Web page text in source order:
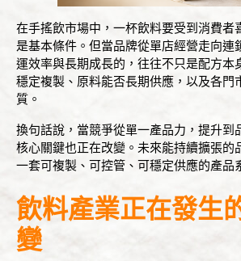
在手搖飲市場中，一杯飲料要受到消費者
是基本條件。但當品牌從單店經營走向連
運效率與長期成長的，往往不只是配方本
穩定複製、原料能否長期供應，以及各門
質。
換句話說，當競爭從單一產品力，提升到
核心關鍵也正在改變。未來能持續擴張的
一套可複製、可控管、可穩定供應的產品
飲料產業正在發生
變
最新消息
部落格
聯絡我們
繁體中文
English